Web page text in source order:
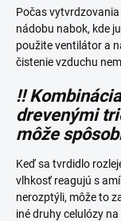
Počas
nádobu nabok, kde
použite ventilátor a
čistenie vzduchu
!!
drevenými
môže
Keď sa tvrdidlo
vlhkosť reagujú s
nerozptýli, môže to
iné druhy celulózy